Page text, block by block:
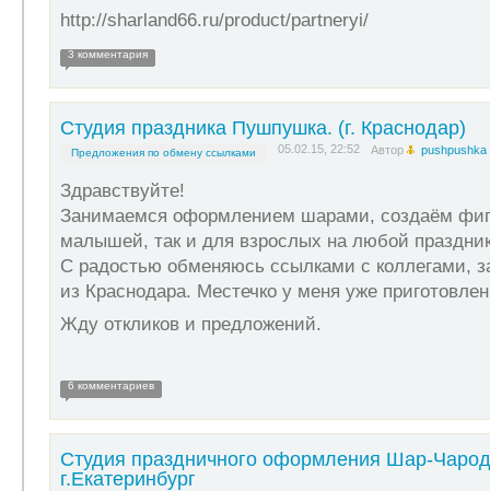
http://sharland66.ru/product/partneryi/
3 комментария
Студия праздника Пушпушка. (г. Краснодар)
Предложения по обмену ссылками 05.02.15, 22:52 Автор pushpushka
Здравствуйте!
Занимаемся оформлением шарами, создаём
малышей, так и для взрослых на любой
С радостью обменяюсь ссылками с коллегами,
из Краснодара. Местечко у меня уже
Жду откликов и предложений.
6 комментариев
Студия праздничного оформления Шар-
г.Екатеринбург